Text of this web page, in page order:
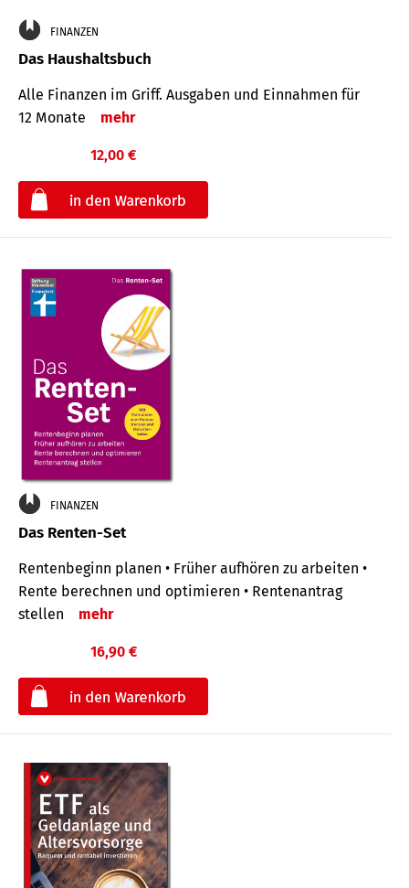
FINANZEN
Das Haushaltsbuch
Alle Finanzen im Griff. Aus­gaben und Ein­nahmen für
12 Monate
mehr
12,00 €
FINANZEN
Das Renten-Set
Rentenbeginn planen • Früher aufhören zu arbeiten •
Rente berechnen und optimieren • Rentenantrag
stellen
mehr
16,90 €